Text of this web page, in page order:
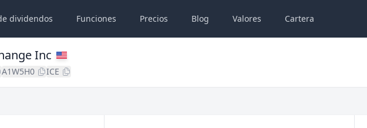
dividendos Funciones Precios Blog Valores Cartera
Inc
A1W5H0 ICE